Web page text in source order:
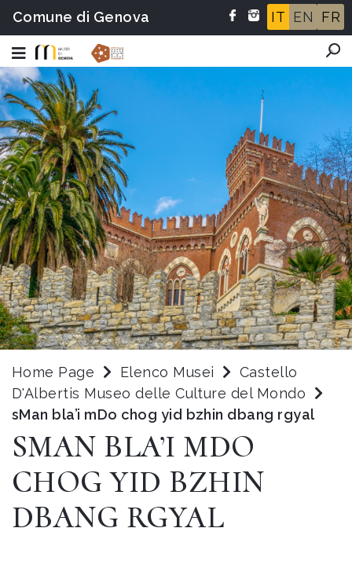
Comune di Genova IT EN FR
Home Page Elenco Musei
Castello
D'Albertis Museo delle Culture del Mondo
sMan bla’i mDo chog yid bzhin dbang rgyal
SMAN BLA’I MDO
CHOG YID BZHIN
DBANG RGYAL